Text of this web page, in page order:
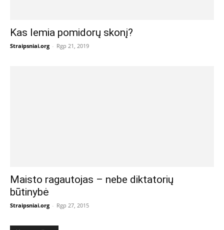
Kas lemia pomidorų skonį?
Straipsniai.org - Rgp 21, 2019
Maisto ragautojas – nebe diktatorių
būtinybė
Straipsniai.org - Rgp 27, 2015